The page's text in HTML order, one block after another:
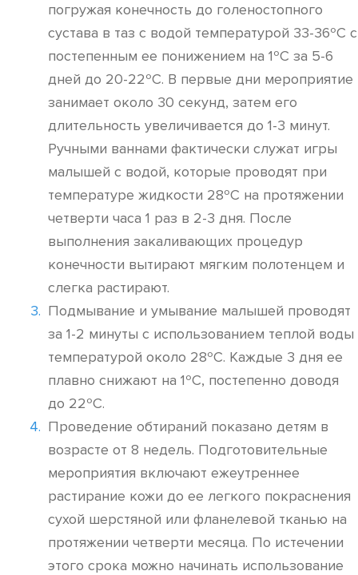
погружая конечность до голеностопного
сустава в таз с водой температурой 33-36ºC с
постепенным ее понижением на 1ºC за 5-6
дней до 20-22ºC. В первые дни мероприятие
занимает около 30 секунд, затем его
длительность увеличивается до 1-3 минут.
Ручными ваннами фактически служат игры
малышей с водой, которые проводят при
температуре жидкости 28ºC на протяжении
четверти часа 1 раз в 2-3 дня. После
выполнения закаливающих процедур
конечности вытирают мягким полотенцем и
слегка растирают.
Подмывание и умывание малышей проводят
за 1-2 минуты с использованием теплой воды
температурой около 28ºC. Каждые 3 дня ее
плавно снижают на 1ºC, постепенно доводя
до 22ºC.
Проведение обтираний показано детям в
возрасте от 8 недель. Подготовительные
мероприятия включают ежеутреннее
растирание кожи до ее легкого покраснения
сухой шерстяной или фланелевой тканью на
протяжении четверти месяца. По истечении
этого срока можно начинать использование